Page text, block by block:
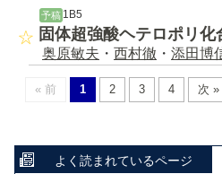
予稿1B5
固体超強酸ヘテロポリ
奥原敏夫 ・ 西村徹 ・ 添田博
« 前 1 2 3 4 次 »
よく読まれているページ